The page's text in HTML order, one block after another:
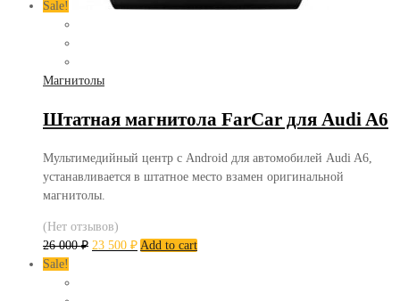
Sale!
Магнитолы
Штатная магнитола FarCar для Audi A6
Мультимедийный центр с Android для автомобилей Audi A6,
устанавливается в штатное место взамен оригинальной
магнитолы.
(Нет отзывов)
26 000₽ 23 500 ₽ Add to cart
Sale!